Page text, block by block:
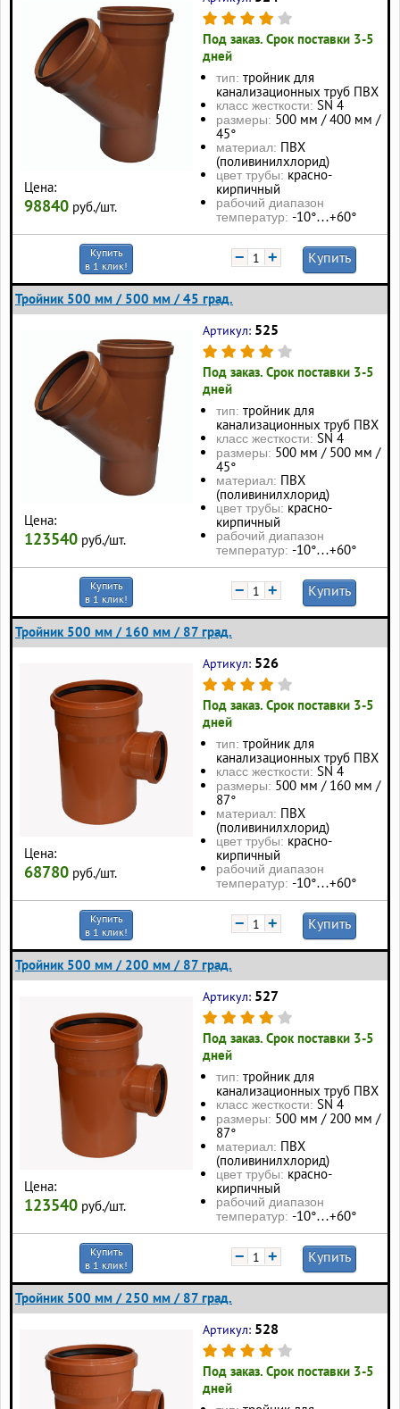
Цена:
98840 руб./шт.
Под заказ. Срок поставки 3-5
дней
тип: тройник для
канализационных труб ПВХ
класс жесткости: SN 4
размеры: 500 мм / 400 мм /
45°
материал: ПВХ
(поливинилхлорид)
цвет трубы: красно-
кирпичный
рабочий диапазон
температур: -10°…+60°
Купить
в 1 клик!
− + Купить
Тройник 500 мм / 500 мм / 45 град.
Цена:
123540 руб./шт.
Артикул: 525
Под заказ. Срок поставки 3-5
дней
тип: тройник для
канализационных труб ПВХ
класс жесткости: SN 4
размеры: 500 мм / 500 мм /
45°
материал: ПВХ
(поливинилхлорид)
цвет трубы: красно-
кирпичный
рабочий диапазон
температур: -10°…+60°
Купить
в 1 клик!
− + Купить
Тройник 500 мм / 160 мм / 87 град.
Цена:
68780 руб./шт.
Артикул: 526
Под заказ. Срок поставки 3-5
дней
тип: тройник для
канализационных труб ПВХ
класс жесткости: SN 4
размеры: 500 мм / 160 мм /
87°
материал: ПВХ
(поливинилхлорид)
цвет трубы: красно-
кирпичный
рабочий диапазон
температур: -10°…+60°
Купить
в 1 клик!
− + Купить
Тройник 500 мм / 200 мм / 87 град.
Цена:
123540 руб./шт.
Артикул: 527
Под заказ. Срок поставки 3-5
дней
тип: тройник для
канализационных труб ПВХ
класс жесткости: SN 4
размеры: 500 мм / 200 мм /
87°
материал: ПВХ
(поливинилхлорид)
цвет трубы: красно-
кирпичный
рабочий диапазон
температур: -10°…+60°
Купить
в 1 клик!
− + Купить
Тройник 500 мм / 250 мм / 87 град.
Артикул: 528
Под заказ. Срок поставки 3-5
дней